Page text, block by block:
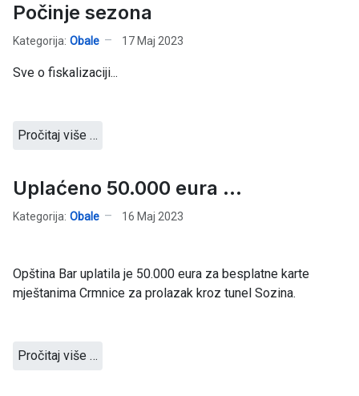
Počinje sezona
Kategorija: Obale 17 Maj 2023
Sve o fiskalizaciji...
Pročitaj više …
Uplaćeno 50.000 eura ...
Kategorija: Obale 16 Maj 2023
Opština Bar uplatila je 50.000 eura za besplatne karte
mještanima Crmnice za prolazak kroz tunel Sozina.
Pročitaj više …